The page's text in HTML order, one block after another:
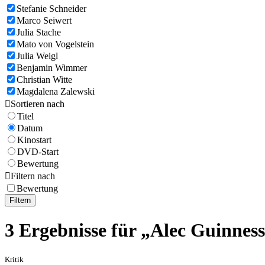
Stefanie Schneider
Marco Seiwert
Julia Stache
Mato von Vogelstein
Julia Weigl
Benjamin Wimmer
Christian Witte
Magdalena Zalewski
Sortieren nach
Titel
Datum
Kinostart
DVD-Start
Bewertung
Filtern nach
Bewertung
Filtern
3 Ergebnisse für „Alec
Kritik